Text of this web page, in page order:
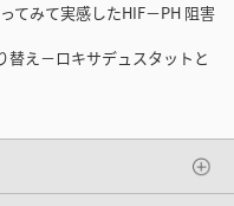
てみて実感したHIF－PH 阻害
替え－ロキサデュスタットと